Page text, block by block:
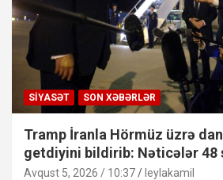
SIYASƏT SON XƏBƏRLƏR
Tramp İranla Hörmüz üzrə
getdiyini bildirib: Nəticələr 48
Avqust 5, 2026 / 10:37 leylakamil